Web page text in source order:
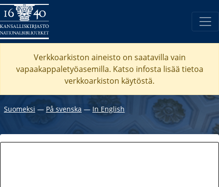
Verkkoarkiston aineisto on saatavilla vain
vapaakappaletyöasemilla. Katso infosta lisää tietoa
verkkoarkiston käytöstä.
Suomeksi ― På svenska ― In English